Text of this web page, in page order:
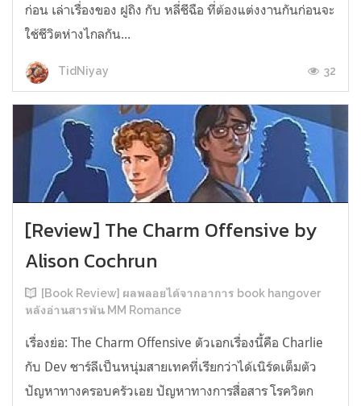
ก่อน เล่าเรื่องของ ฝูถิง กับ หลี่ชีฉือ ที่ต้องแต่งงานกันก่อนจะ
ใช้ชีวิตห่างไกลกัน...
TidNiyay 32
[Review] The Charm Offensive by
Alison Cochrun
[Book Review] ผลพลอยได้จากอาการ book hangover
หลังอ่านสารพัน MM Romance
เรื่องย่อ: The Charm Offensive ตัวเอกเรื่องนี้คือ Charlie
กับ Dev ชาร์ลีเป็นหนุ่มสายเทคที่เรียกว่าได้เนิร์ดเต็มตัว
ปัญหาทางครอบครัวเอย ปัญหาทางการสื่อสาร โรควิตก